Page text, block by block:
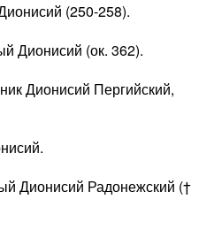
(250-258).
Дионисий (ок. 362).
Дионисий Пергийский,
Дионисий Радонежский (†